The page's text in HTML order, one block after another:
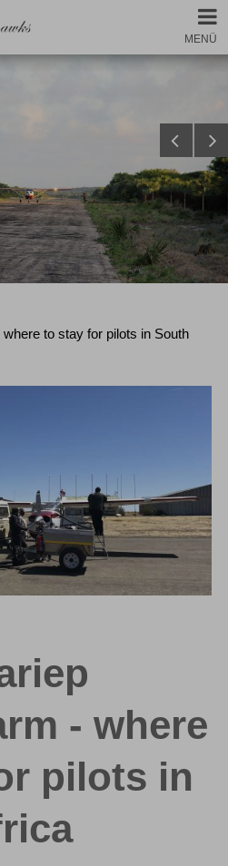
MENÜ
to stay for pilots in South
- where
pilots in